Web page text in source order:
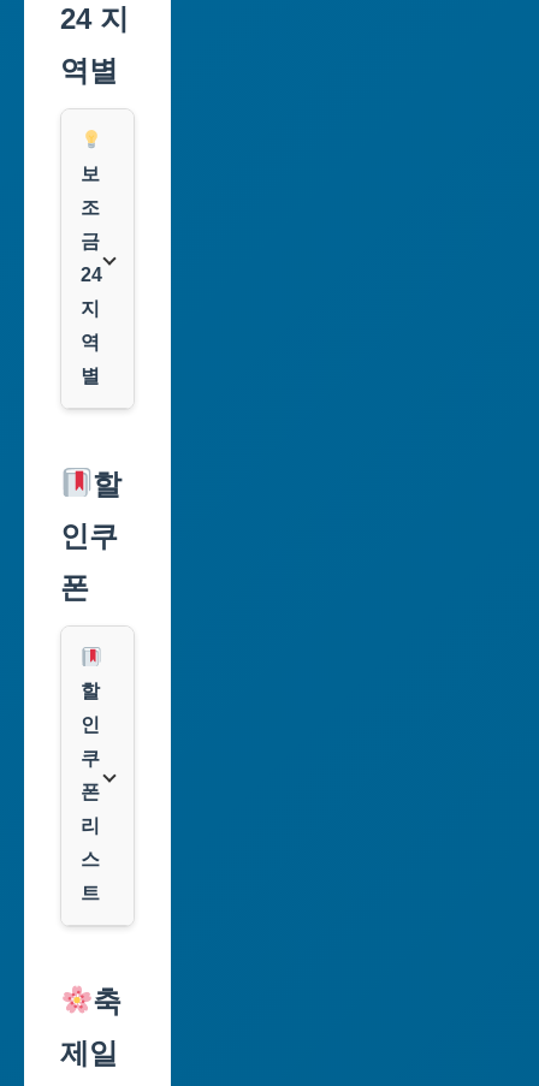
24 지
역별
보
조
금
24
지
역
별
울
특
별
부
산
광
역
시
대
인
광
할
인쿠
폰
할
인
쿠
폰
리
스
트
리
익
스
축
제일